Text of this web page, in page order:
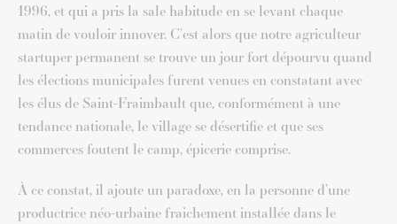
1996, et qui a pris la sale habitude en se levant chaque
matin de vouloir innover. C’est alors que notre agriculteur
startuper permanent se trouve un jour fort dépourvu quand
les élections municipales furent venues en constatant avec
les élus de Saint-Fraimbault que, conformément à une
tendance nationale, le village se désertifie et que ses
commerces foutent le camp, épicerie comprise.
À ce constat, il ajoute un paradoxe, en la personne d’une
productrice néo-urbaine fraichement installée dans le